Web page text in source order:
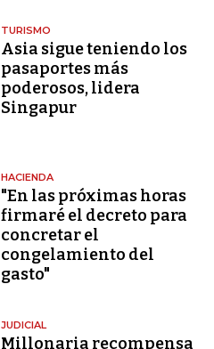
TURISMO
Asia sigue teniendo los
pasaportes más
poderosos, lidera
Singapur
HACIENDA
"En las próximas horas
firmaré el decreto para
concretar el
congelamiento del
gasto"
JUDICIAL
Millonaria recompensa